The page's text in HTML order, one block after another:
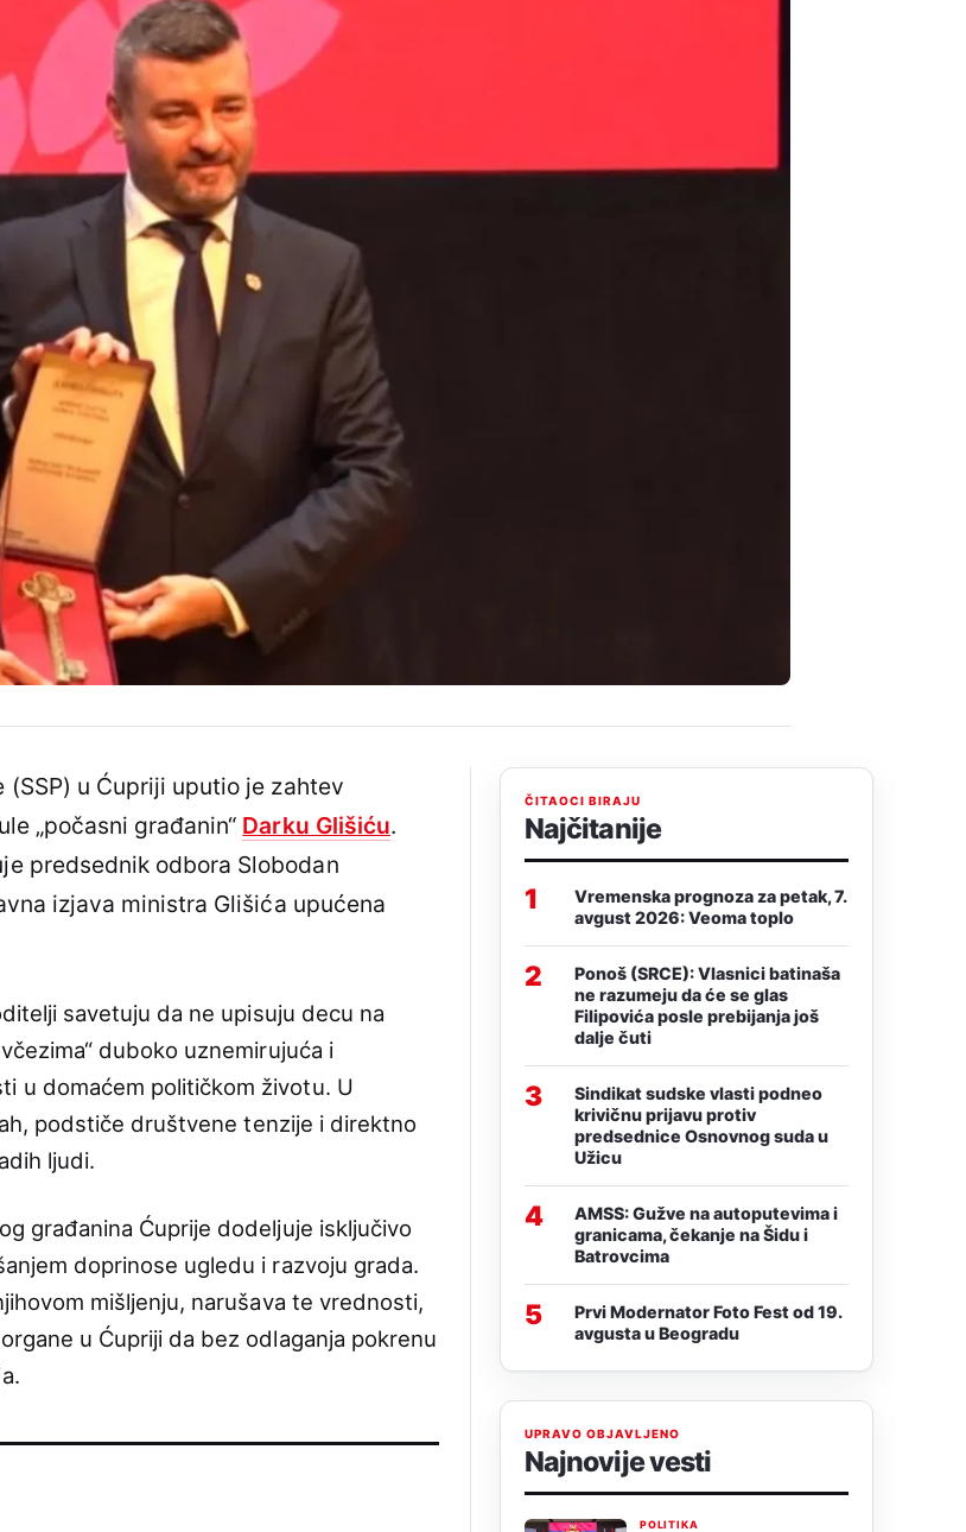
u Ćupriji uputio je zahtev
„počasni građanin“ Darku Glišiću.
predsednik odbora Slobodan
izjava ministra Glišića upućena
savetuju da ne upisuju decu na
duboko uznemirujuća i
u domaćem političkom životu. U
podstiče društvene tenzije i direktno
ljudi.
građanina Ćuprije dodeljuje isključivo
doprinose ugledu i razvoju grada.
mišljenju, narušava te vrednosti,
u Ćupriji da bez odlaganja pokrenu
ČITAOCI BIRAJU
Najčitanije
1
Vremenska prognoza za petak, 7.
avgust 2026: Veoma toplo
2
Ponoš (SRCE): Vlasnici batinaša
ne razumeju da će se glas
Filipovića posle prebijanja još
dalje čuti
3
Sindikat sudske vlasti podneo
krivičnu prijavu protiv
predsednice Osnovnog suda u
Užicu
4
AMSS: Gužve na autoputevima i
granicama, čekanje na Šidu i
Batrovcima
5
Prvi Modernator Foto Fest od 19.
avgusta u Beogradu
UPRAVO OBJAVLJENO
Najnovije vesti
POLITIKA